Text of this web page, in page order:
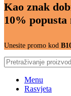
Kao znak
10%
Unesite promo kod
Menu
Rasvjeta